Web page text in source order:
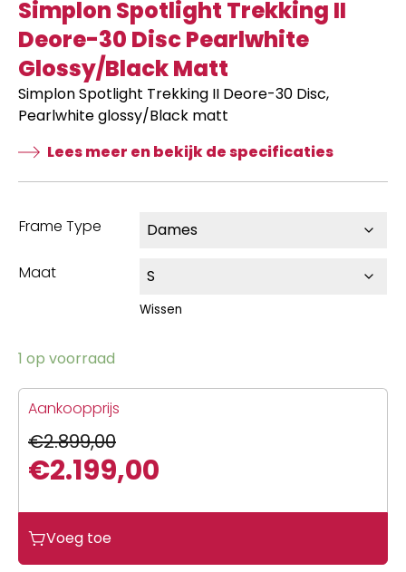
Simplon Spotlight Trekking II
Deore-30 Disc Pearlwhite
Glossy/Black Matt
Simplon Spotlight Trekking II Deore-30 Disc,
Pearlwhite glossy/Black matt
Lees meer en bekijk de specificaties
Frame Type
Maat
Wissen
1 op voorraad
Aankoopprijs
€2.899,00
prijs
was:
€2.899,00.
€2.199,00
prijs
is:
€2.199,00.
Voeg toe